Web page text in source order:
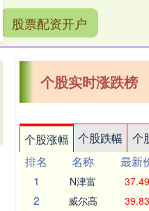
股票配资开户
个股实时涨跌榜
个股涨幅 个股跌幅 个
排名
名称 最新
1
N津富 37.49
2 威尔高 39.83